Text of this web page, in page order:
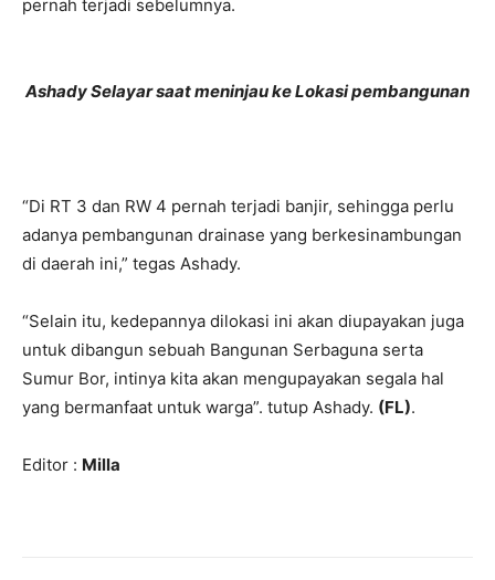
pernah terjadi sebelumnya.
Ashady Selayar saat meninjau ke Lokasi pembangunan
“Di RT 3 dan RW 4 pernah terjadi banjir, sehingga perlu
adanya pembangunan drainase yang berkesinambungan
di daerah ini,” tegas Ashady.
“Selain itu, kedepannya dilokasi ini akan diupayakan juga
untuk dibangun sebuah Bangunan Serbaguna serta
Sumur Bor, intinya kita akan mengupayakan segala hal
yang bermanfaat untuk warga”. tutup Ashady. (FL).
Editor : Milla